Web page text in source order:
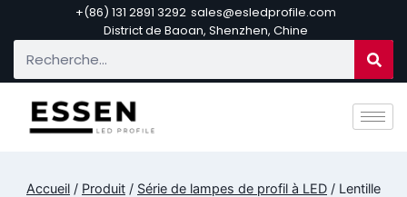
+(86) 131 2891 3292 sales@esledprofile.com
District de Baoan, Shenzhen, Chine
Accueil / Produit / Série de lampes de profil à LED / Lentille